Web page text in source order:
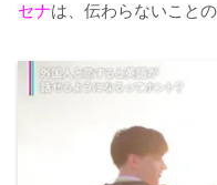
セナは、伝わらないこと